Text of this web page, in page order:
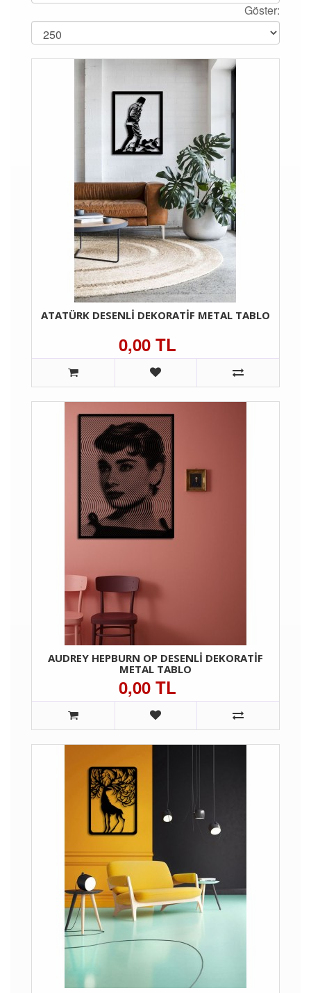
Göster:
ATATÜRK DESENLİ DEKORATİF METAL TABLO
0,00 TL
AUDREY HEPBURN OP DESENLI DEKORATIF
METAL TABLO
0,00 TL